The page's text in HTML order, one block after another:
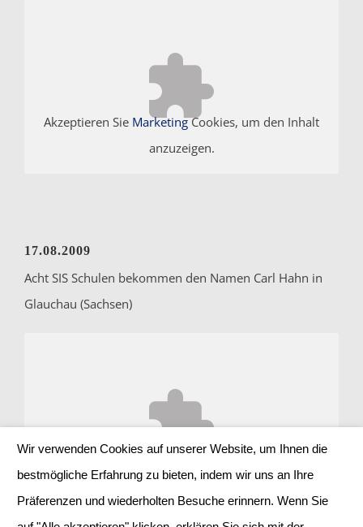
Akzeptieren Sie MarketingCookies, um den Inhalt
anzuzeigen.
17.08.2009
Acht SIS Schulen bekommen den Namen Carl Hahn in
Glauchau (Sachsen)
Akzeptieren SieMarketingCookies, um den Inhalt
anzuzeigen.
Wir verwenden Cookies auf unserer Website, um Ihnen die
bestmögliche Erfahrung zu bieten, indem wir uns an Ihre
Präferenzen und wiederholten Besuche erinnern. Wenn Sie